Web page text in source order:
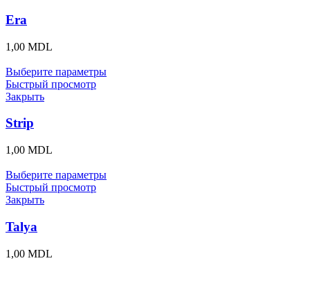
Era
1,00 MDL
Выберите параметры
Быстрый просмотр
Закрыть
Strip
1,00 MDL
Выберите параметры
Быстрый просмотр
Закрыть
Talya
1,00 MDL